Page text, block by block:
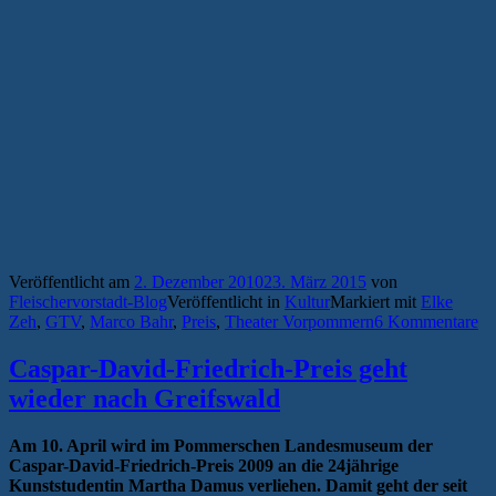
Veröffentlicht am 2. Dezember 201023. März 2015 von
Fleischervorstadt-BlogVeröffentlicht in KulturMarkiert mit Elke
Zeh, GTV, Marco Bahr, Preis, Theater Vorpommern6 Kommentare
Caspar-David-Friedrich-Preis geht
wieder nach Greifswald
Am 10. April wird im Pommerschen Landesmuseum der
Caspar-David-Friedrich-Preis 2009 an die 24jährige
Kunststudentin Martha Damus verliehen. Damit geht der seit